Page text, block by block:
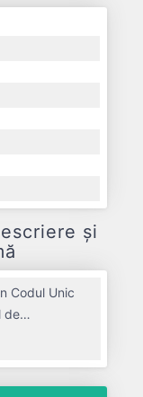
și
Codul Unic
de